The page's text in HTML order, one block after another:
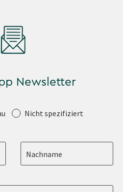
Newsletter
Nicht spezifiziert
Nachname